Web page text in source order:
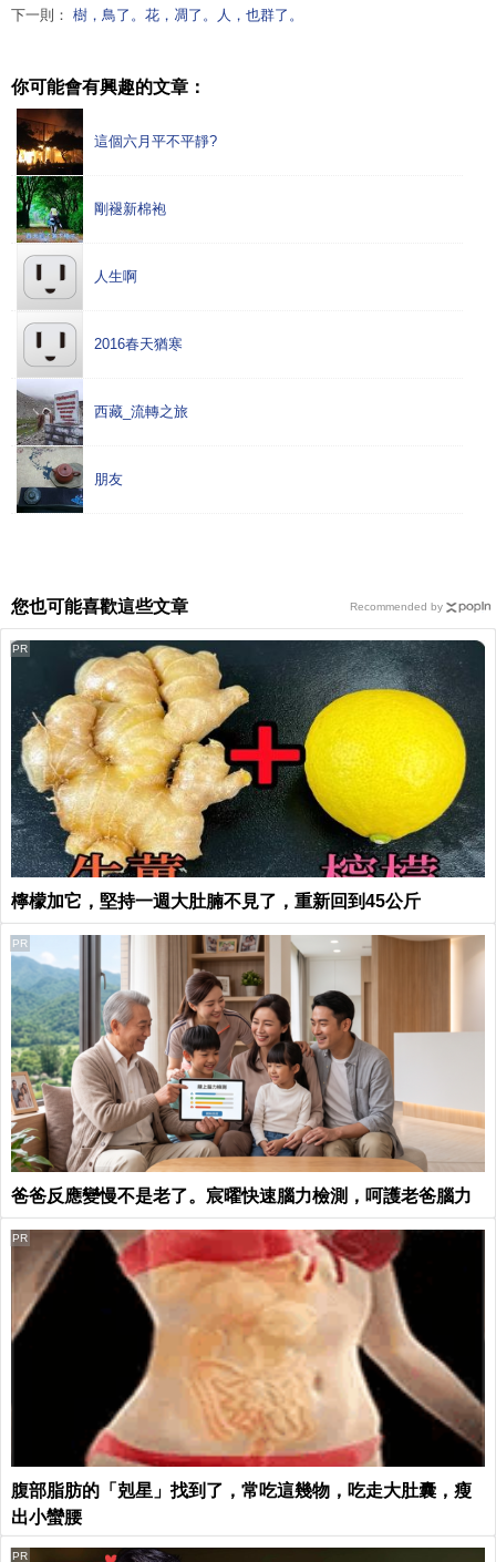
下一則： 樹，鳥了。花，凋了。人，也群了。
你可能會有興趣的文章：
這個六月平不平靜?
剛褪新棉袍
人生啊
2016春天猶寒
西藏_流轉之旅
朋友
您也可能喜歡這些文章
檸檬加它，堅持一週大肚腩不見了，重新回到45公斤
PR
爸爸反應變慢不是老了。宸曜快速腦力檢測，呵護老爸腦力
PR
腹部脂肪的「剋星」找到了，常吃這幾物，吃走大肚囊，瘦
出小蠻腰
PR
PR
Recommended by